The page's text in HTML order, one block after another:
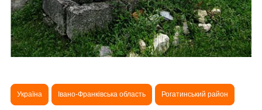
Україна Івано-Франківська область Рогатинський район